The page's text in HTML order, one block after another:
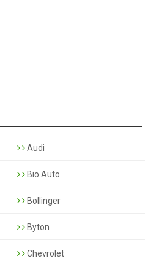
Audi
Bio Auto
Bollinger
Byton
Chevrolet